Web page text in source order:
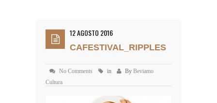
12 AGOSTO 2016
CAFESTIVAL_RIPPLES
No Comments in By Beviamo
Cultura